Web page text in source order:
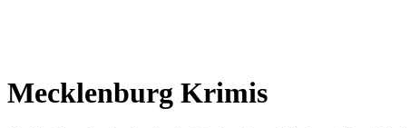
Mecklenburg Krimis